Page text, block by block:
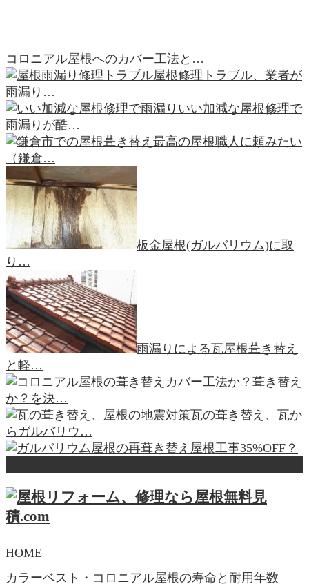
コロニアル屋根へのカバー工法と…
屋根修理トラブル、業者が
雨漏り…
いい加減な屋根修理で
雨漏りが酷…
最高の屋根職人に頼みたい
（鎌倉…
板金屋根(ガルバリウム)に取
り…
雨漏りによる瓦屋根葺き替え
と軽…
カバー工法か？葺き替え
か？を決…
瓦の葺き替え、瓦か
らガルバリウ…
屋根工事35%OFF？
HOME
カラーベスト・コロニアル屋根の寿命と耐用年数